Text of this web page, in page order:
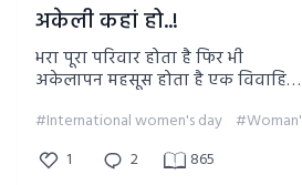
अकेली कहां हो..!
भरा पूरा परिवार होता है फिर भी
अकेलापन महसूस होता है एक विवाहिता
#International women's day #Woman's heart
1
2 865